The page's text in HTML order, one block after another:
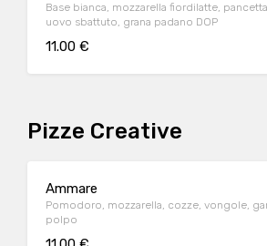
Base bianca, mozzarella fiordilatte,
uovo sbattuto, grana padano DOP
11.00 €
Pizze Creative
Ammare
Pomodoro, mozzarella, cozze, vongole,
polpo